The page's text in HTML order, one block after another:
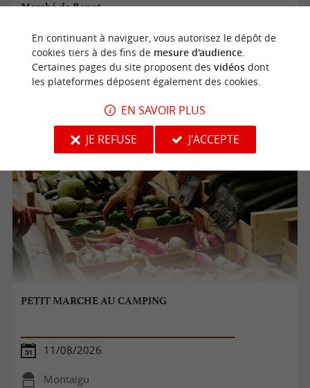
Marché de Benet
10/08/2026
Benet
PETIT MARCHE AU CAMPING
11/08/2026
Montaigu
En continuant à naviguer, vous autorisez le dépôt de
cookies tiers à des fins de mesure d'audience.
Certaines pages du site proposent des vidéosdont
les plateformes déposent également des cookies.
EN SAVOIR PLUS
JE REFUSE
J'ACCEPTE